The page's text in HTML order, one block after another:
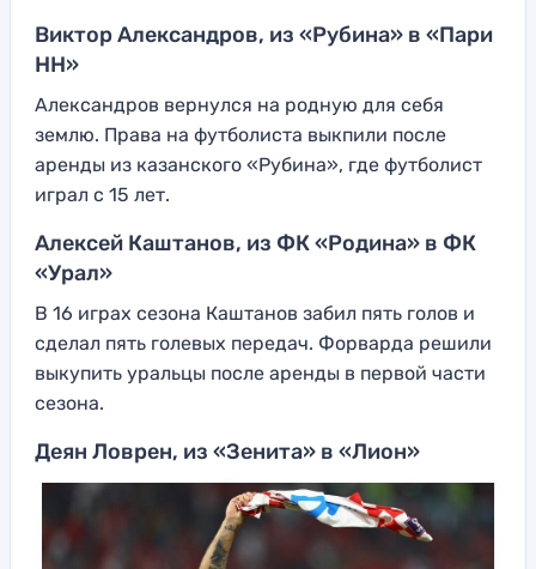
Виктор Александров, из «Рубина» в «Пари
НН»
Александров вернулся на родную для себя
землю. Права на футболиста выкпили после
аренды из казанского «Рубина», где футболист
играл с 15 лет.
Алексей Каштанов, из ФК «Родина» в ФК
«Урал»
В 16 играх сезона Каштанов забил пять голов и
сделал пять голевых передач. Форварда решили
выкупить уральцы после аренды в первой части
сезона.
Деян Ловрен, из «Зенита» в «Лион»